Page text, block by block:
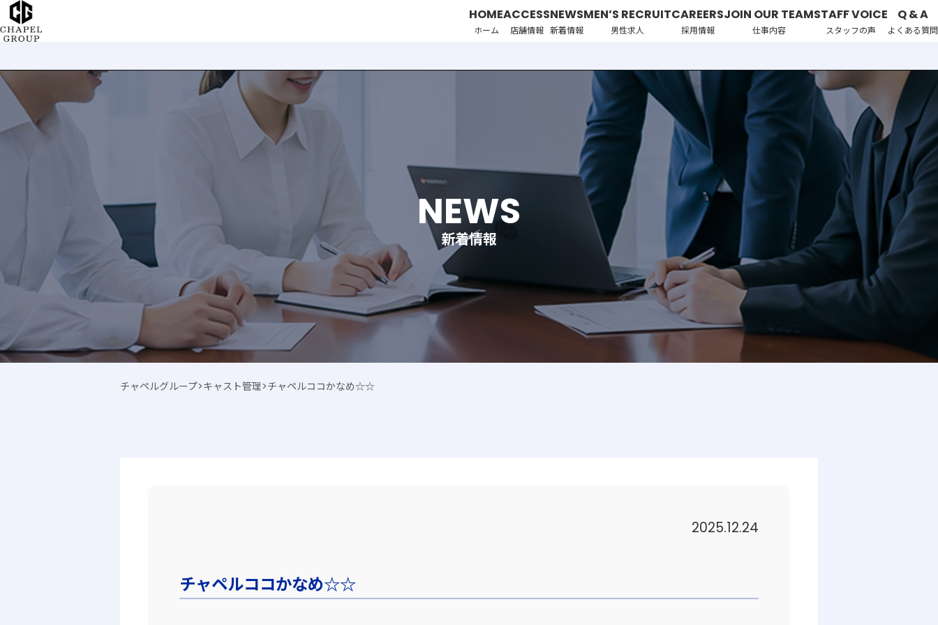
チ
ャ
ペ
HOME
ホーム
ACCESS
店舗情報
NEWS
新着情報
MEN’S RECRUIT
男性求人
CAREERS
採用情報
JOIN OUR TEAM
仕事内容
STAFF VOICE
スタッフの声
Q & A
よくある質問
NEWS
新着情報
チャペルグループ>キャスト管理>チャペルココかなめ☆☆
2025.12.24
チャペルココかなめ☆☆